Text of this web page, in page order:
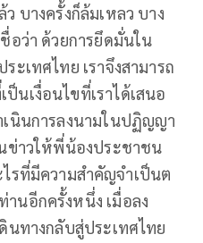
บางครั้งก็ล้มเหลว บาง
อว่า ด้วยการยึดมั่นใน
ะเทศไทย เราจึงสามารถ
นเงื่อนไขที่เราได้เสนอ
เนินการลงนามในปฏิญญา
ข่าวให้พี่น้องประชาชน
รที่มีความสำคัญจำเป็นต
นอีกครั้งหนึ่ง เมื่อลง
นทางกลับสู่ประเทศไทย